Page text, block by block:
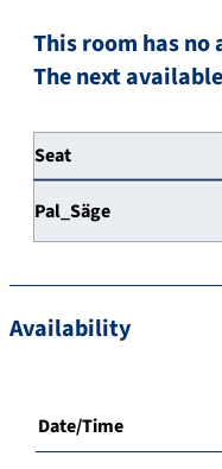
This room has
The next
Seat
Pal_Säge
Availability
Date/Time